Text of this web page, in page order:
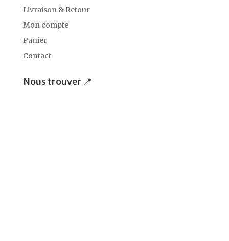
Livraison & Retour
Mon compte
Panier
Contact
Nous trouver 📍